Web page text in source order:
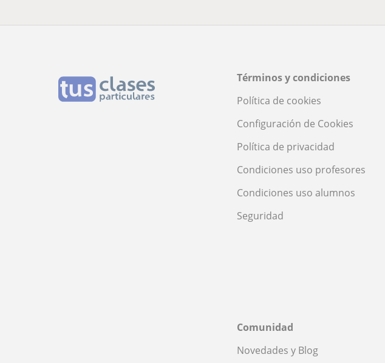
Términos y condiciones
Política de cookies
Configuración de Cookies
Política de privacidad
Condiciones uso profesores
Condiciones uso alumnos
Seguridad
Comunidad
Novedades y Blog